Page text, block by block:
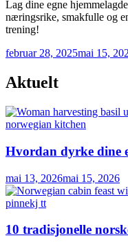
Lag dine egne
næringsrike, smakfulle og
trening!
februar 28, 2025mai 15,
Aktuelt
Hvordan dyrke dine
mai 13, 2026mai 15, 2026
10 tradisjonelle